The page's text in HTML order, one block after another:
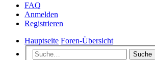
FAQ
Anmelden
Registrieren
Hauptseite Foren-Übersicht
Suche